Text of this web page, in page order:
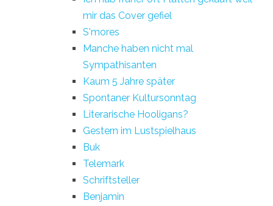
mir das Cover gefiel
S'mores
Manche haben nicht mal
Sympathisanten
Kaum 5 Jahre später
Spontaner Kultursonntag
Literarische Hooligans?
Gestern im Lustspielhaus
Buk
Telemark
Schriftsteller
Benjamin